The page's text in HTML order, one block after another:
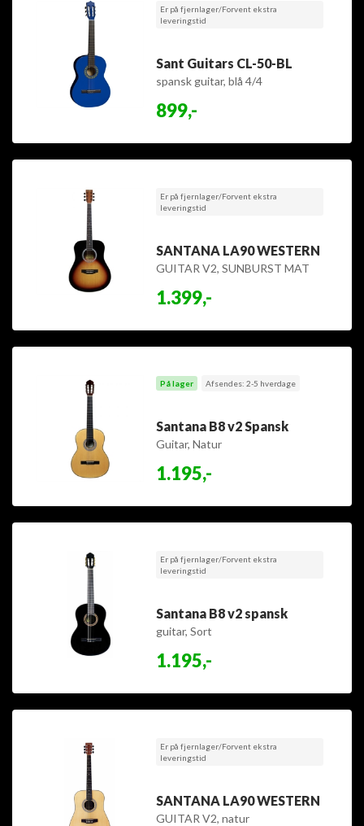
Er på fjernlager/Forvent ekstra
leveringstid
Sant Guitars CL-50-BL
spansk guitar, blå 4/4
899,-
Er på fjernlager/Forvent ekstra
leveringstid
SANTANA LA90 WESTERN
GUITAR V2, SUNBURST MAT
1.399,-
På lager Afsendes: 2-5 hverdage
Santana B8 v2 Spansk
Guitar, Natur
1.195,-
Er på fjernlager/Forvent ekstra
leveringstid
Santana B8 v2 spansk
guitar, Sort
1.195,-
Er på fjernlager/Forvent ekstra
leveringstid
SANTANA LA90 WESTERN
GUITAR V2, natur